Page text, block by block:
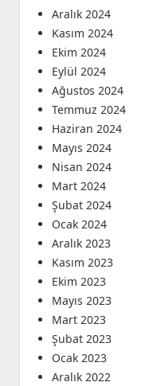
Aralık 2024
Kasım 2024
Ekim 2024
Eylül 2024
Ağustos 2024
Temmuz 2024
Haziran 2024
Mayıs 2024
Nisan 2024
Mart 2024
Şubat 2024
Ocak 2024
Aralık 2023
Kasım 2023
Ekim 2023
Mayıs 2023
Mart 2023
Şubat 2023
Ocak 2023
Aralık 2022